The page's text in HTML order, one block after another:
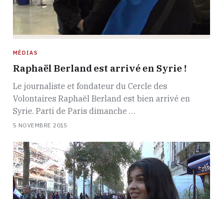
MÉDIAS
Raphaël Berland est arrivé en Syrie !
Le journaliste et fondateur du Cercle des
Volontaires Raphaël Berland est bien arrivé en
Syrie. Parti de Paris dimanche …
5 NOVEMBRE 2015